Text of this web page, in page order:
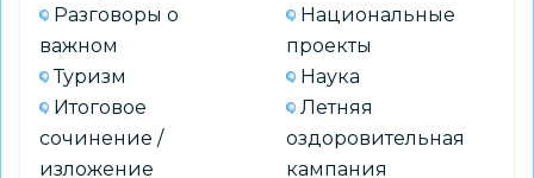
Разговоры о
важном
Туризм
Итоговое
сочинение /
изложение
Национальные
проекты
Наука
Летняя
оздоровительная
кампания